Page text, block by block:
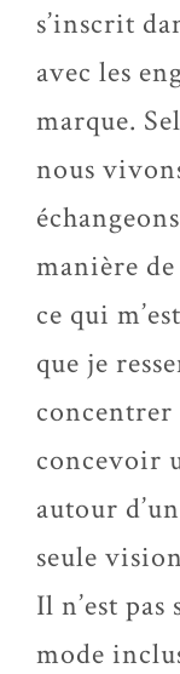
s’inscrit
avec les
marque.
nous
manière de
ce qui
que je
concevoir
autour
seule
Il n’est
mode